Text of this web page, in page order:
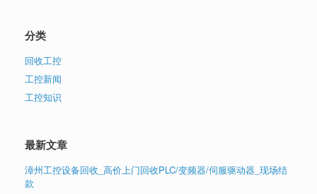
分类
回收工控
工控新闻
工控知识
最新文章
漳州工控设备回收_高价上门回收PLC/变频器/伺服驱动器_现场结
款